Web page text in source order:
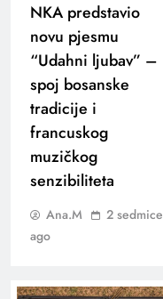
NKA predstavio
novu pjesmu
“Udahni ljubav” –
spoj bosanske
tradicije i
francuskog
muzičkog
senzibiliteta
Ana.M
2 sedmice
ago